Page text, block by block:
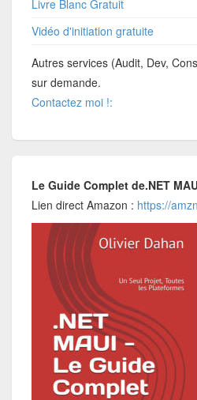
Livre Blanc Gratuit
Vidéo d'initiation gratuite
Autres services (Audit, Dev,
sur demande.
Contactez moi !:
Le Guide Complet de.NET
Lien direct Amazon : https://